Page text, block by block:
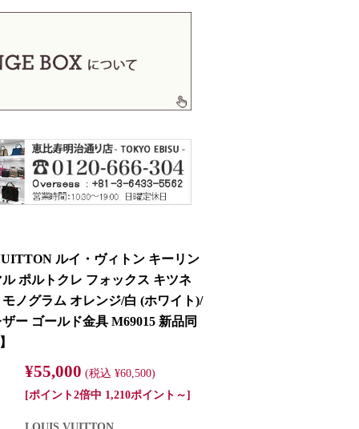
ルイ・ヴィトン キーリン
ポルトクレ フォックス キツネ
ノグラム オレンジ/白 (ホワイト)/
ー ゴールド金具 M69015 新品同
¥55,000 (税込 ¥60,500)
[ポイント2倍中 1,210ポイント～]